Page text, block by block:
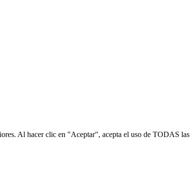
Al hacer clic en "Aceptar", acepta el uso de TODAS